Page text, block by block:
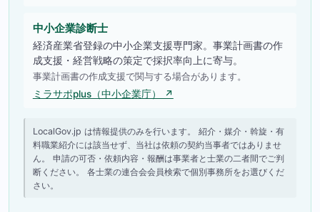
中小企業診断士
経済産業省登録の中小企業支援専門家。事業計画書の作
成支援・経営戦略の策定で採択率向上に寄与。
事業計画書の作成支援で関与する場合があります。
ミラサポplus（中小企業庁） ↗
LocalGov.jp は情報提供のみを行います。 紹介・媒介・斡旋・有
料職業紹介には該当せず、当社は依頼の契約当事者ではありませ
ん。 申請の可否・依頼内容・報酬は事業者と士業の二者間でご判
断ください。 各士業の連合会会員検索で個別事務所をお選びくだ
さい。